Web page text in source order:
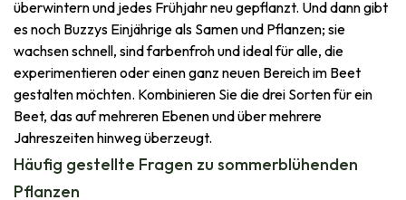
überwintern und jedes Frühjahr neu gepflanzt. Und dann gibt
es noch Buzzys Einjährige als Samen und Pflanzen; sie
wachsen schnell, sind farbenfroh und ideal für alle, die
experimentieren oder einen ganz neuen Bereich im Beet
gestalten möchten. Kombinieren Sie die drei Sorten für ein
Beet, das auf mehreren Ebenen und über mehrere
Jahreszeiten hinweg überzeugt.
Häufig gestellte Fragen zu sommerblühenden
Pflanzen